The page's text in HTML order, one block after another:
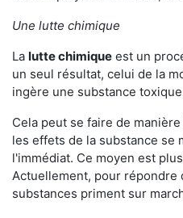
Une lutte chimique
La lutte chimique est un
un seul résultat, celui de la
ingère une substance
Cela peut se faire de
les effets de la substance se
l'immédiat. Ce moyen est
Actuellement, pour répondre
substances priment sur